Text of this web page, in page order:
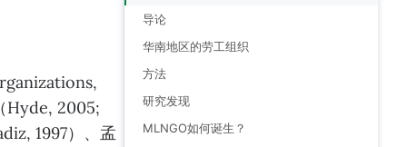
Hyde, 2005;
1997）、孟
导论
华南地区的劳工组织
方法
研究发现
MLNGO如何诞生？